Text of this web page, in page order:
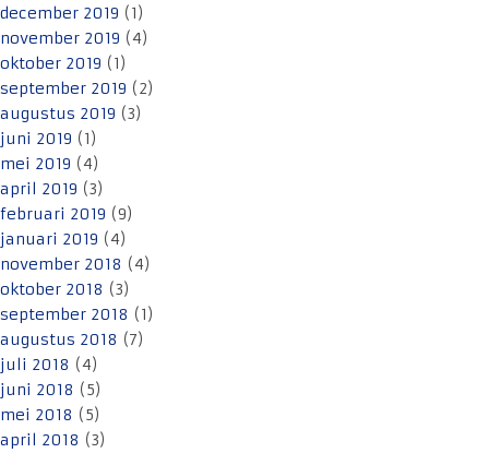
december 2019 (1)
november 2019 (4)
oktober 2019 (1)
september 2019 (2)
augustus 2019 (3)
juni 2019 (1)
mei 2019 (4)
april 2019 (3)
februari 2019 (9)
januari 2019 (4)
november 2018 (4)
oktober 2018 (3)
september 2018 (1)
augustus 2018 (7)
juli 2018 (4)
juni 2018 (5)
mei 2018 (5)
april 2018 (3)